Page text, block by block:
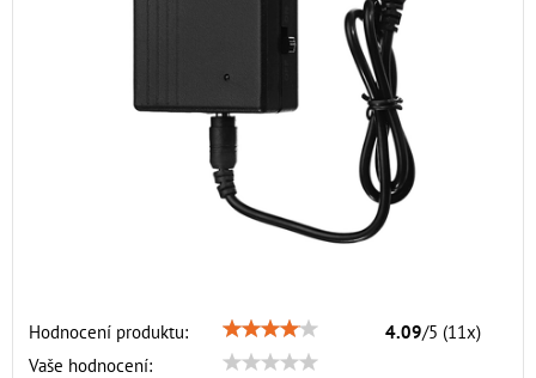
Hodnocení produktu: 4.09/5 (11x)
Vaše hodnocení: